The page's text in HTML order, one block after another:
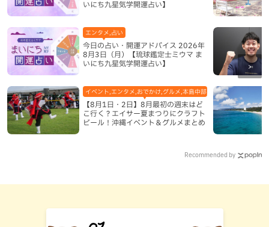
いにち九星気学開運占い】
今日の占い・開運アドバイス 2026年
8月3日（月）【琉球鑑定士ミウマ ま
いにち九星気学開運占い】
エンタメ,占い
【8月1日・2日】8月最初の週末はど
こ行く？エイサー夏まつりにクラフト
ビール！沖縄イベント＆グルメまとめ
イベント,エンタメ,おでかけ,グルメ,本島中部,本島北部,本島南部
Recommended by